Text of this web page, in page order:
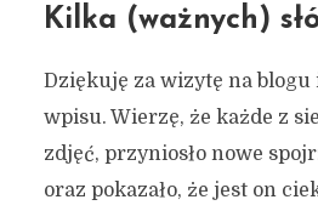
Kilka (ważnych)
Dziękuję za wizytę na
wpisu. Wierzę, że każde z
zdjęć, przyniosło nowe
oraz pokazało, że jest on